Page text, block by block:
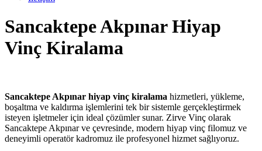
Sancaktepe Akpınar Hiyap
Vinç Kiralama
Sancaktepe Akpınar hiyap vinç kiralama hizmetleri, yükleme,
boşaltma ve kaldırma işlemlerini tek bir sistemle gerçekleştirmek
isteyen işletmeler için ideal çözümler sunar. Zirve Vinç olarak
Sancaktepe Akpınar ve çevresinde, modern hiyap vinç filomuz ve
deneyimli operatör kadromuz ile profesyonel hizmet sağlıyoruz.